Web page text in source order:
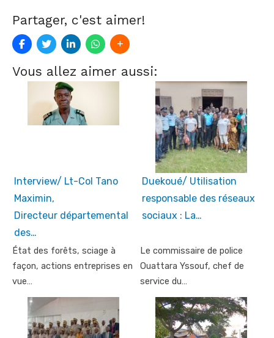
Partager, c'est aimer!
Vous allez aimer aussi:
Interview/ Lt-Col Tano
Maximin,
Directeur départemental
des…
État des forêts, sciage à
façon, actions entreprises en
vue…
Duekoué/ Utilisation
responsable des réseaux
sociaux : La…
Le commissaire de police
Ouattara Yssouf, chef de
service du…